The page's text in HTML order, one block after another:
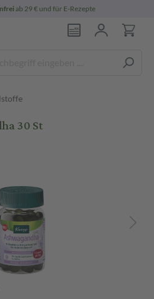
ab 29 € und für E-Rezepte
30 St